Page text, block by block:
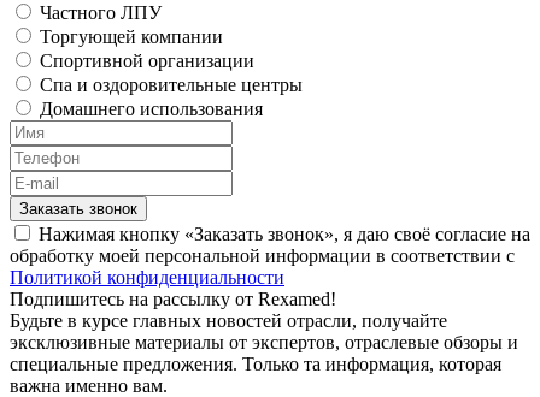
Частного ЛПУ
Торгующей компании
Спортивной организации
Спа и оздоровительные центры
Домашнего использования
Заказать звонок
Нажимая кнопку «Заказать звонок», я даю своё согласие на
обработку моей персональной информации в соответствии с
Политикой конфиденциальности
Подпишитесь на рассылку от Rexamed!
Будьте в курсе главных новостей отрасли, получайте
эксклюзивные материалы от экспертов, отраслевые обзоры и
специальные предложения. Только та информация, которая
важна именно вам.